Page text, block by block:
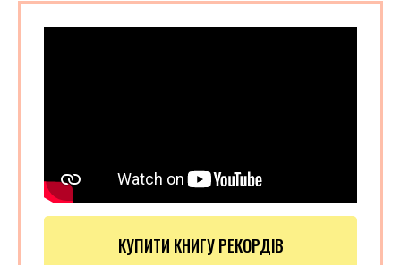
КУПИТИ КНИГУ РЕКОРДІВ